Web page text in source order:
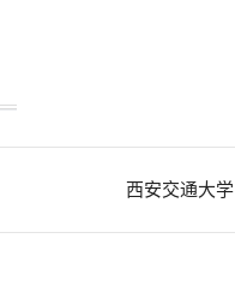
西安交通大学